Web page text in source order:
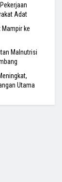
Adat
ke
Malnutrisi
Utama